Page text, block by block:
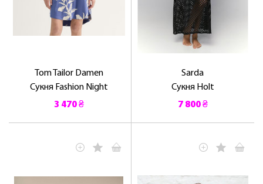
Tom Tailor Damen
Сукня Fashion Night
3 470 ₴
Sarda
Сукня Holt
7 800 ₴